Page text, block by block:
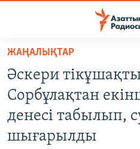
Skip
main
content
to
main
САЯСАТ
AZATTYQTV
ЖАҢАЛЫҚТАР
Әскери
Сорбұлақтан
денесі табылып,
шығарылды